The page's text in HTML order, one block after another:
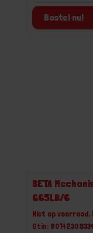
Bestel nu!
BETA
665LB/6
Niet op voorraad,
Gtin: